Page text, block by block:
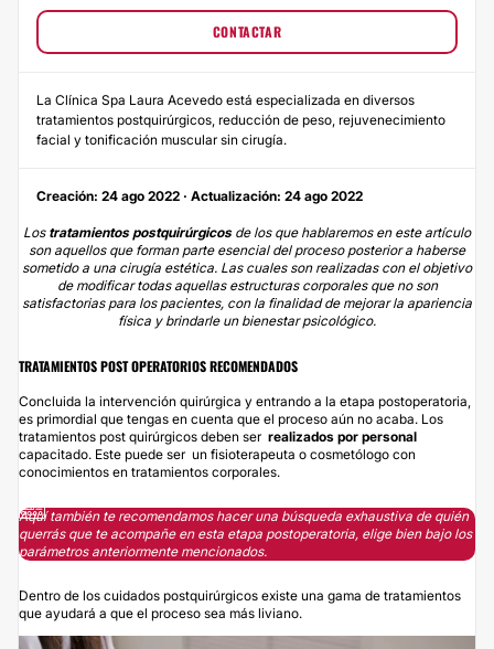
CONTACTAR
La Clínica Spa Laura Acevedo está especializada en diversos
tratamientos postquirúrgicos, reducción de peso, rejuvenecimiento
facial y tonificación muscular sin cirugía.
Creación: 24 ago 2022 · Actualización: 24 ago 2022
Los tratamientos postquirúrgicos de los que hablaremos en este artículo
son aquellos que forman parte esencial del proceso posterior a haberse
sometido a una cirugía estética. Las cuales son realizadas con el objetivo
de modificar todas aquellas estructuras corporales que no son
satisfactorias para los pacientes, con la finalidad de mejorar la apariencia
física y brindarle un bienestar psicológico.
TRATAMIENTOS POST OPERATORIOS RECOMENDADOS
Concluida la intervención quirúrgica y entrando a la etapa postoperatoria,
es primordial que tengas en cuenta que el proceso aún no acaba. Los
tratamientos post quirúrgicos deben ser realizados por personal
capacitado. Este puede ser un fisioterapeuta o cosmetólogo con
conocimientos en tratamientos corporales.
Aquí también te recomendamos hacer una búsqueda exhaustiva de quién
querrás que te acompañe en esta etapa postoperatoria, elige bien bajo los
parámetros anteriormente mencionados.
Dentro de los cuidados postquirúrgicos existe una gama de tratamientos
que ayudará a que el proceso sea más liviano.